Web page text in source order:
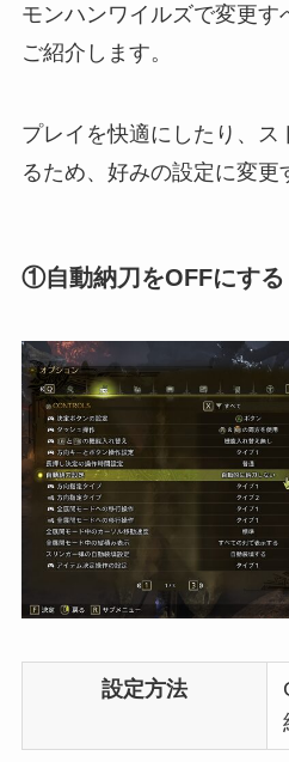
モンハンワイルズで変更す
ご紹介します。
プレイを快適にしたり、ス
るため、好みの設定に変更
①自動納刀をOFFにする
設定方法